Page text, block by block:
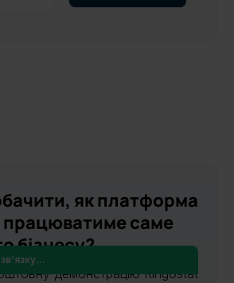
як платформа
саме
бізнесу?
демонстрацію Ringostat